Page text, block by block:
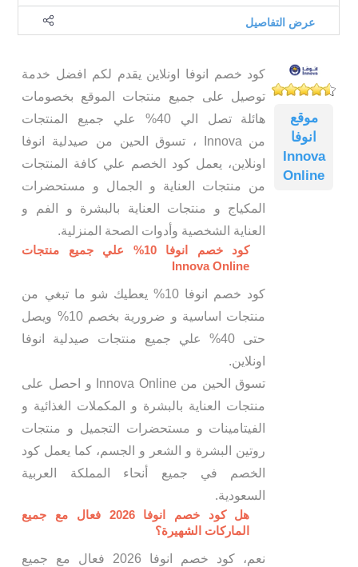
عرض التفاصيل
موقع
انوفا
Innova
Online
كود خصم انوفا اونلاين يقدم لكم افضل خدمة
توصيل على جميع منتجات الموقع بخصومات
هائلة تصل الي 40% علي جميع المنتجات
من Innova ، تسوق الحين من صيدلية انوفا
اونلاين، يعمل كود الخصم علي كافة المنتجات
من منتجات العناية و الجمال و مستحضرات
المكياج و منتجات العناية بالبشرة و الفم و
العناية الشخصية وأدوات الصحة المنزلية.
كود خصم انوفا 10% علي جميع منتجات
Innova Online
كود خصم انوفا 10% يعطيك شو ما تبغي من
منتجات اساسية و ضرورية بخصم 10% ويصل
حتى 40% علي جميع منتجات صيدلية انوفا
اونلاين.
تسوق الحين من Innova Online و احصل على
منتجات العناية بالبشرة و المكملات الغذائية و
الفيتامينات و مستحضرات التجميل و منتجات
روتين البشرة و الشعر و الجسم، كما يعمل كود
الخصم في جميع أنحاء المملكة العربية
السعودية.
هل كود خصم انوفا 2026 فعال مع جميع
الماركات الشهيرة؟
نعم، كود خصم انوفا 2026 فعال مع جميع